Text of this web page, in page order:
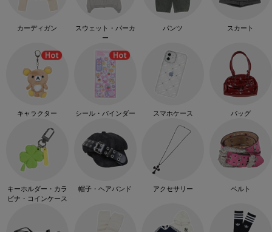
カーディガン
スウェット・パーカ
ー
パンツ スカート
キャラクター シール・バインダー スマホケース バッグ
キーホルダー・カラ
ビナ・コインケース
帽子・ヘアバンド アクセサリー ベルト